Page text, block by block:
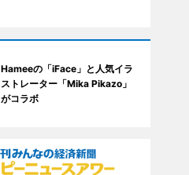
Hameeの「iFace」と人気イラ
ストレーター「Mika Pikazo」
がコラボ